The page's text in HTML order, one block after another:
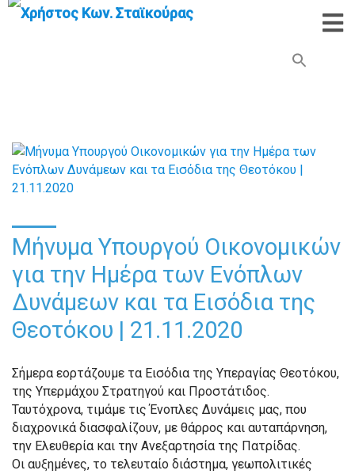
Μήνυμα Υπουργού Οικονομικών
για την Ημέρα των Ενόπλων
Δυνάμεων και τα Εισόδια της
Θεοτόκου | 21.11.2020
Σήμερα εορτάζουμε τα Εισόδια της Υπεραγίας Θεοτόκου,
της Υπερμάχου Στρατηγού και Προστάτιδος.
Ταυτόχρονα, τιμάμε τις Ένοπλες Δυνάμεις μας, που
διαχρονικά διασφαλίζουν, με θάρρος και αυταπάρνηση,
την Ελευθερία και την Ανεξαρτησία της Πατρίδας.
Οι αυξημένες, το τελευταίο διάστημα, γεωπολιτικές